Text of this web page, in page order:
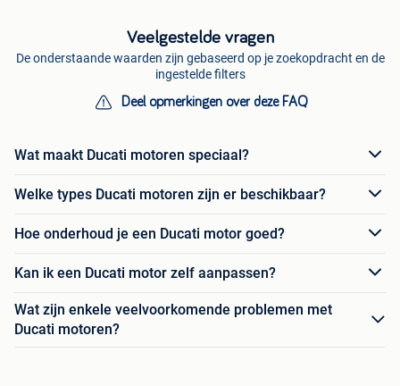
Veelgestelde vragen
De onderstaande waarden zijn gebaseerd op je zoekopdracht en de
ingestelde filters
Deel opmerkingen over deze FAQ
Wat maakt Ducati motoren speciaal?
Welke types Ducati motoren zijn er beschikbaar?
Hoe onderhoud je een Ducati motor goed?
Kan ik een Ducati motor zelf aanpassen?
Wat zijn enkele veelvoorkomende problemen met
Ducati motoren?